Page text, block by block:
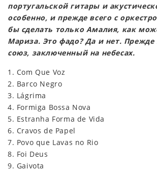
португальской гитары и
особенно, и прежде всего с
бы сделать только Амалия, как
Мариза. Это фадо? Да и нет. Прежде
союз, заключенный на небесах.
1. Com Que Voz
2. Barco Negro
3. Lágrima
4. Formiga Bossa Nova
5. Estranha Forma de Vida
6. Cravos de Papel
7. Povo que Lavas no Rio
8. Foi Deus
9. Gaivota